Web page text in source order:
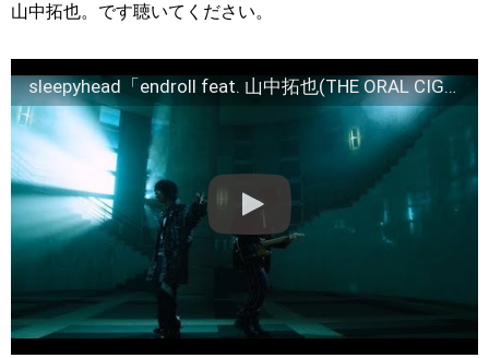
山中拓也。です聴いてください。
sleepyhead「endroll feat. 山中拓也(THE ORAL CIGARETTES) 」 MV